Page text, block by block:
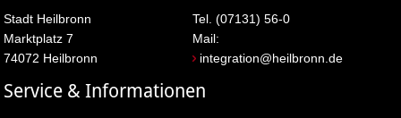
Stadt Heilbronn
Marktplatz 7
74072 Heilbronn
Tel. (07131) 56-0
Mail:
integration@heilbronn.de
Service & Informationen